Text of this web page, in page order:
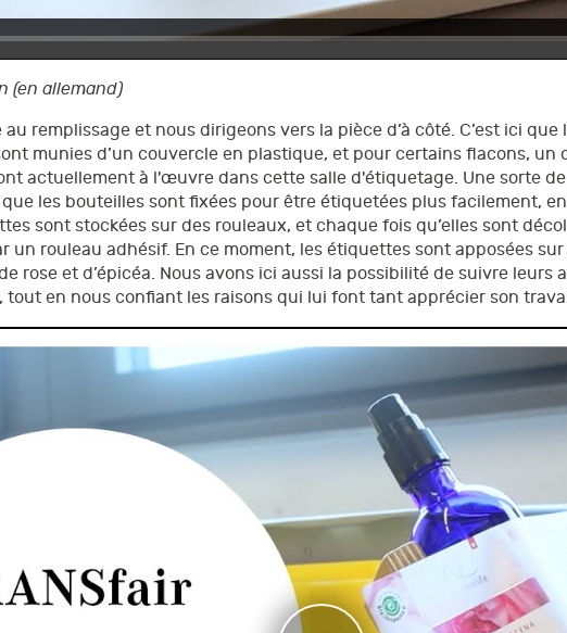
(en allemand)
remplissage et nous dirigeons vers la pièce d’à côté. C’est ici
munies d’un couvercle en plastique, et pour certains flacons, un
actuellement à l'œuvre dans cette salle d'étiquetage. Une sorte
les bouteilles sont fixées pour être étiquetées plus facilement,
sont stockées sur des rouleaux, et chaque fois qu’elles sont
un rouleau adhésif. En ce moment, les étiquettes sont apposées
rose et d’épicéa. Nous avons ici aussi la possibilité de suivre
tout en nous confiant les raisons qui lui font tant apprécier son